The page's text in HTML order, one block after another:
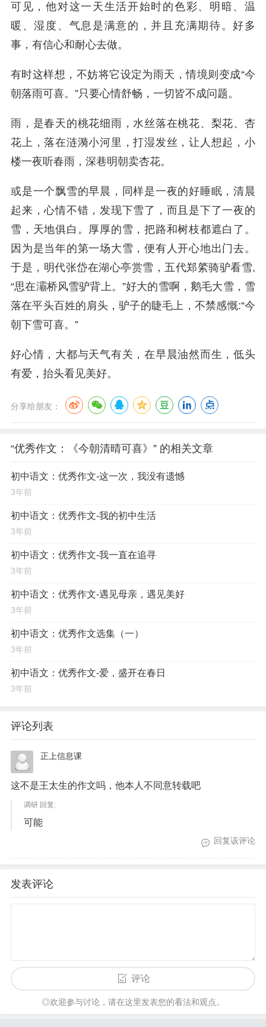
可见，他对这一天生活开始时的色彩、明暗、温
暖、湿度、气息是满意的，并且充满期待。好多
事，有信心和耐心去做。
有时这样想，不妨将它设定为雨天，情境则变成“今
朝落雨可喜。”只要心情舒畅，一切皆不成问题。
雨，是春天的桃花细雨，水丝落在桃花、梨花、杏
花上，落在涟漪小河里，打湿发丝，让人想起，小
楼一夜听春雨，深巷明朝卖杏花。
或是一个飘雪的早晨，同样是一夜的好睡眠，清晨
起来，心情不错，发现下雪了，而且是下了一夜的
雪，天地俱白。厚厚的雪，把路和树枝都遮白了。
因为是当年的第一场大雪，便有人开心地出门去。
于是，明代张岱在湖心亭赏雪，五代郑綮骑驴看雪,
“思在灞桥风雪驴背上。”好大的雪啊，鹅毛大雪，雪
落在平头百姓的肩头，驴子的睫毛上，不禁感慨:“今
朝下雪可喜。”
好心情，大都与天气有关，在早晨油然而生，低头
有爱，抬头看见美好。
分享给朋友：
“优秀作文：《今朝清晴可喜》” 的相关文章
初中语文：优秀作文-这一次，我没有遗憾
3年前
初中语文：优秀作文-我的初中生活
3年前
初中语文：优秀作文-我一直在追寻
3年前
初中语文：优秀作文-遇见母亲，遇见美好
3年前
初中语文：优秀作文选集（一）
3年前
初中语文：优秀作文-爱，盛开在春日
3年前
评论列表
正上信息课
这不是王太生的作文吗，他本人不同意转载吧
调研 回复:
可能
回复该评论
发表评论
评论
◎欢迎参与讨论，请在这里发表您的看法和观点。